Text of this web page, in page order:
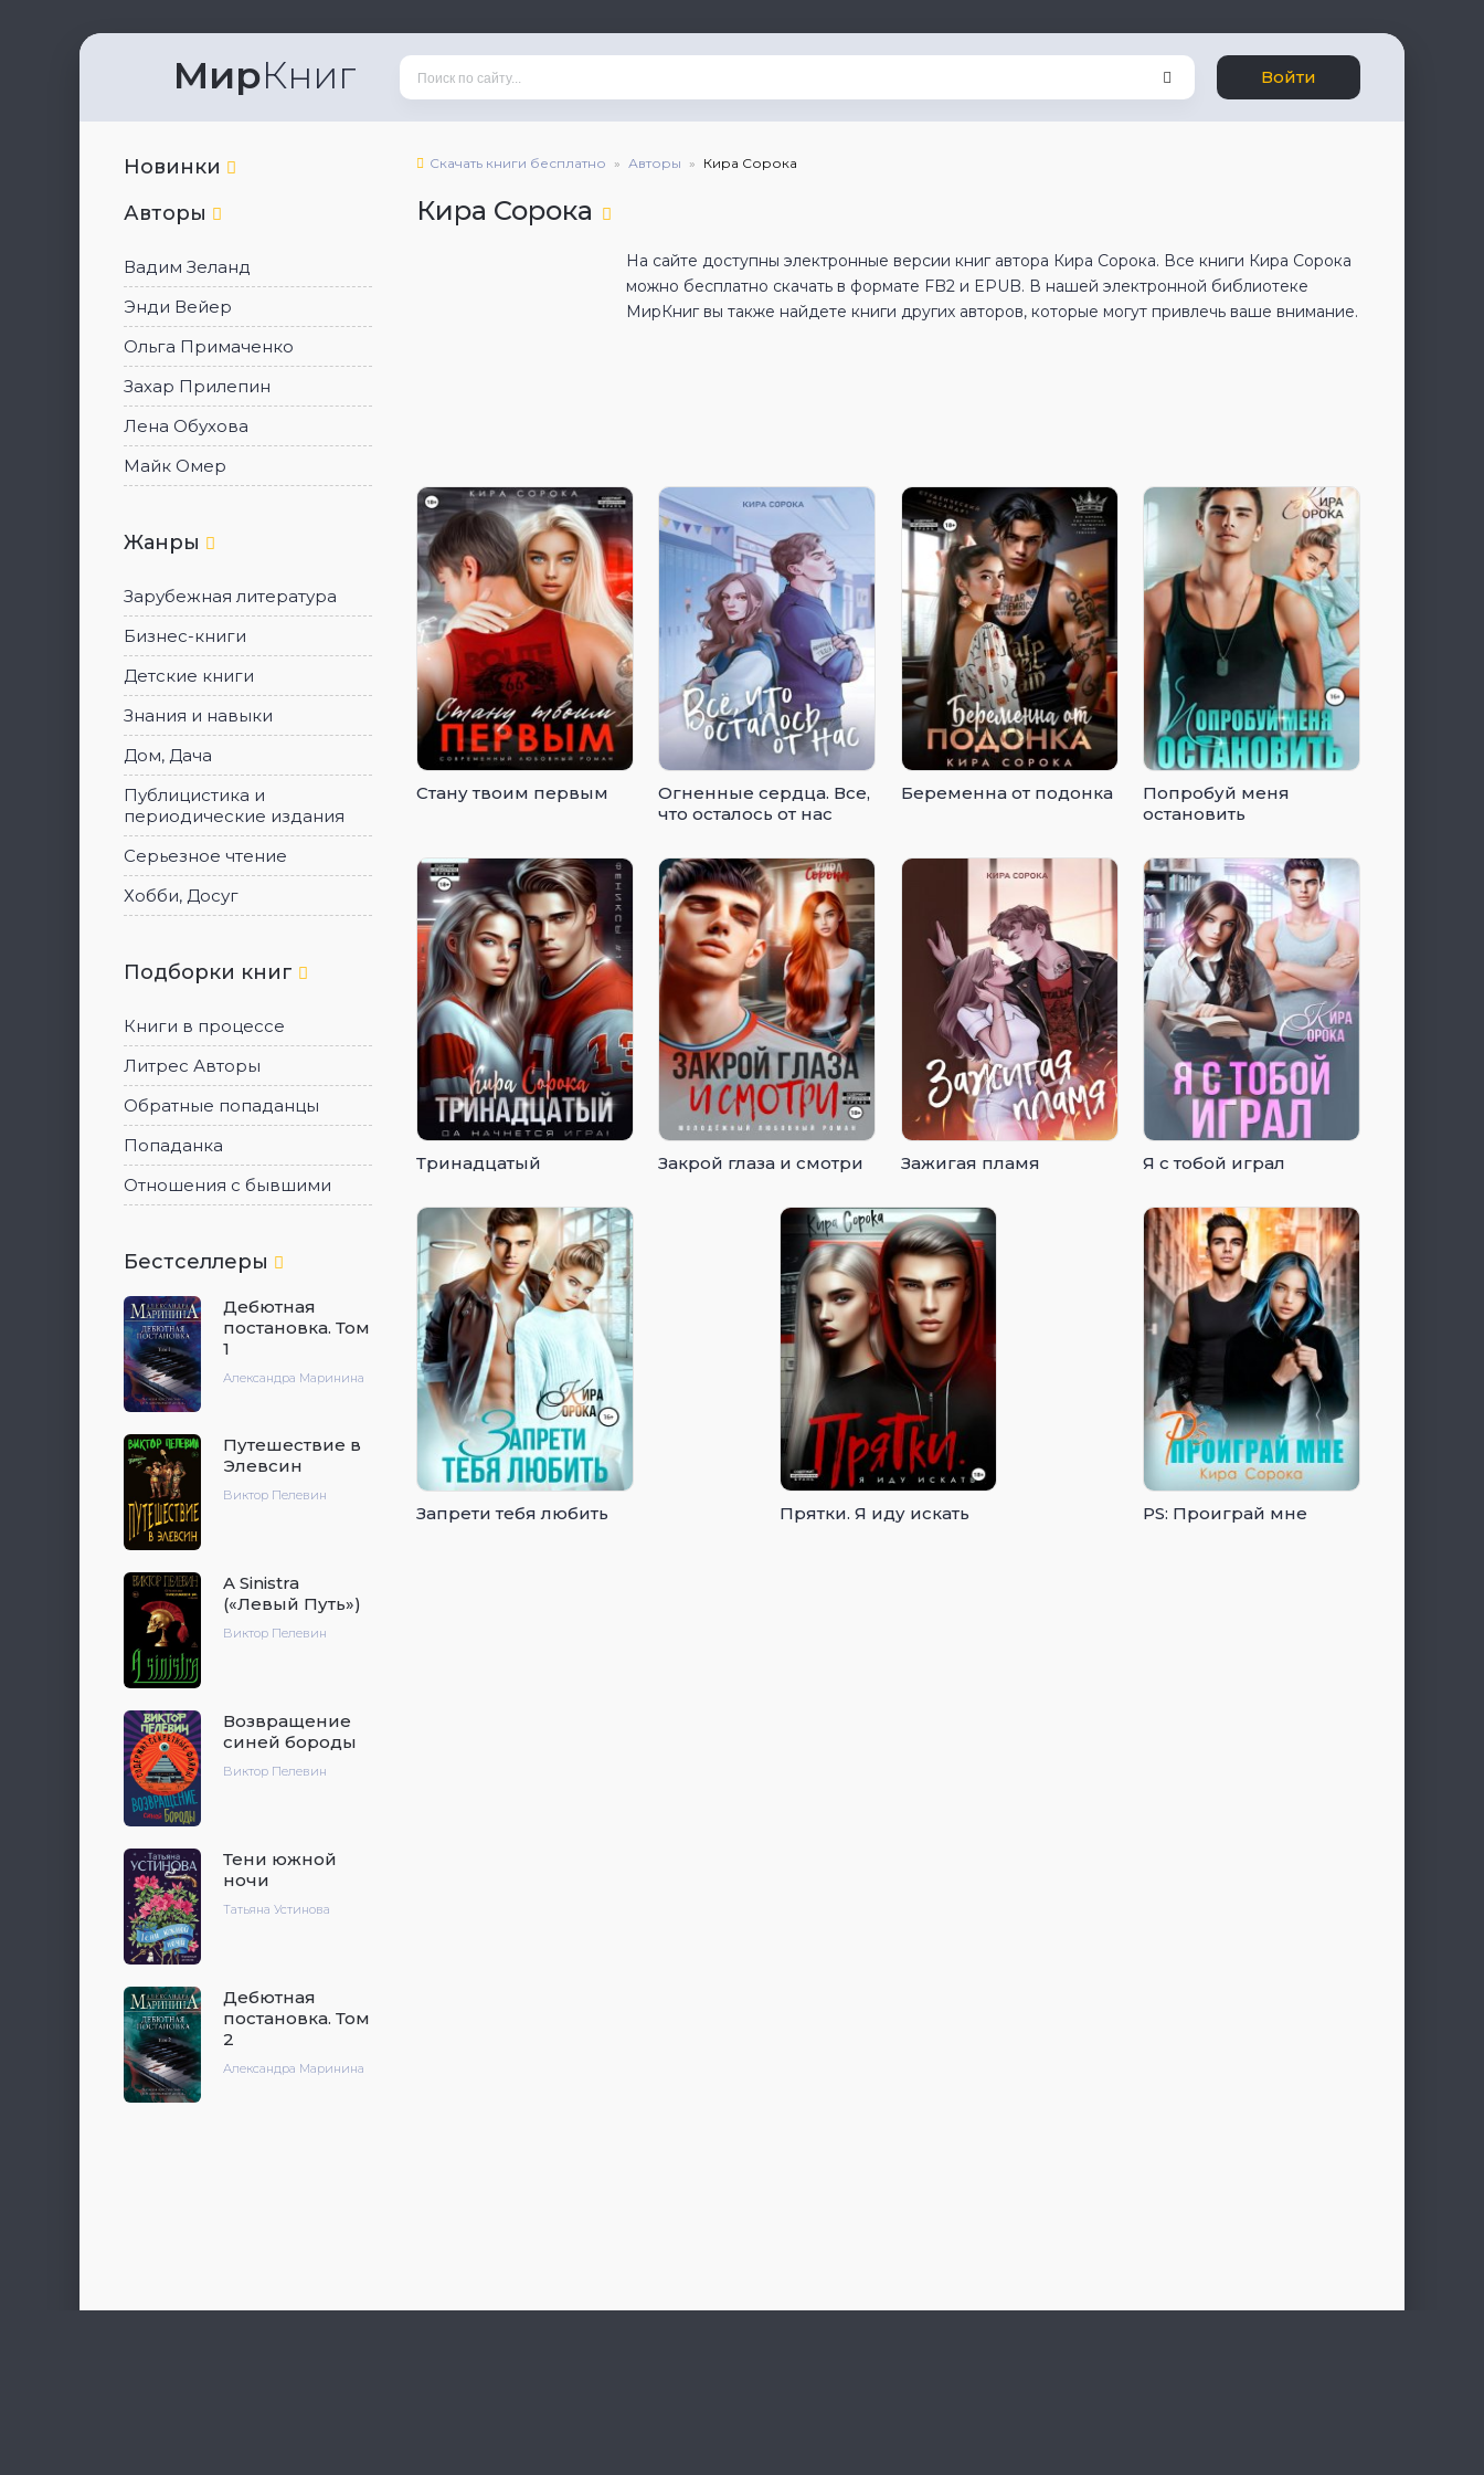
МирКниг Войти
Новинки
Авторы
Вадим Зеланд
Энди Вейер
Ольга Примаченко
Захар Прилепин
Лена Обухова
Майк Омер
Жанры
Зарубежная литература
Бизнес-книги
Детские книги
Знания и навыки
Дом, Дача
Публицистика и
периодические издания
Серьезное чтение
Хобби, Досуг
Подборки книг
Книги в процессе
Литрес Авторы
Обратные попаданцы
Попаданка
Отношения с бывшими
Бестселлеры
Дебютная
постановка. Том
1
Александра Маринина
Путешествие в
Элевсин
Виктор Пелевин
A Sinistra
(«Левый Путь»)
Виктор Пелевин
Возвращение
синей бороды
Виктор Пелевин
Тени южной
ночи
Татьяна Устинова
Дебютная
постановка. Том
2
Александра Маринина
Скачать книги бесплатно Авторы Кира Сорока
Кира Сорока
На сайте доступны электронные версии книг автора Кира Сорока. Все книги Кира Сорока
можно бесплатно скачать в формате FB2 и EPUB. В нашей электронной библиотеке
МирКниг вы также найдете книги других авторов, которые могут привлечь ваше внимание.
Стану твоим первым
Огненные сердца. Все,
что осталось от нас
Беременна от подонка
Попробуй меня
остановить
Тринадцатый Закрой глаза и смотри Зажигая пламя Я с тобой играл
Запрети тебя любить Прятки. Я иду искать PS: Проиграй мне